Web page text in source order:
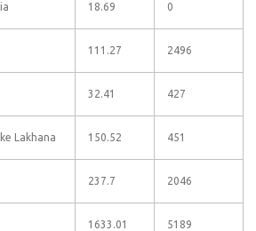
18.69 0
111.27 2496
32.41 427
Lakhana 150.52 451
237.7 2046
1633.01 5189